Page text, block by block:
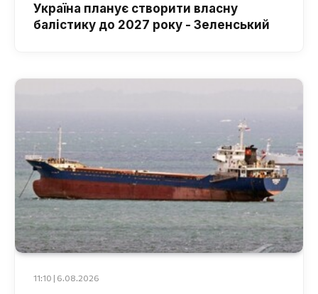
Україна планує створити власну
балістику до 2027 року - Зеленський
11:10 | 6.08.2026